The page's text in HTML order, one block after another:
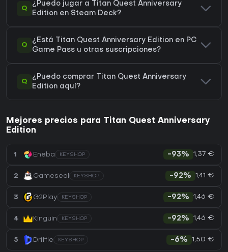
Q
¿Puedo jugar a Titan Quest Anniversary
Edition en Steam Deck?
Q
¿Está Titan Quest Anniversary Edition en PC
Game Pass u otras suscripciones?
Q
¿Puedo comprar Titan Quest Anniversary
Edition aquí?
Mejores precios para Titan Quest Anniversary
Edition
1 Eneba KEYSHOP -93% 1,37 €
2 Gameseal KEYSHOP -92% 1,41 €
3 G2Play KEYSHOP -92% 1,46 €
4 Kinguin KEYSHOP -92% 1,46 €
5 Driffle KEYSHOP -6% 1,50 €